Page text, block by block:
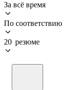
За всё время
По соответствию
20 резюме